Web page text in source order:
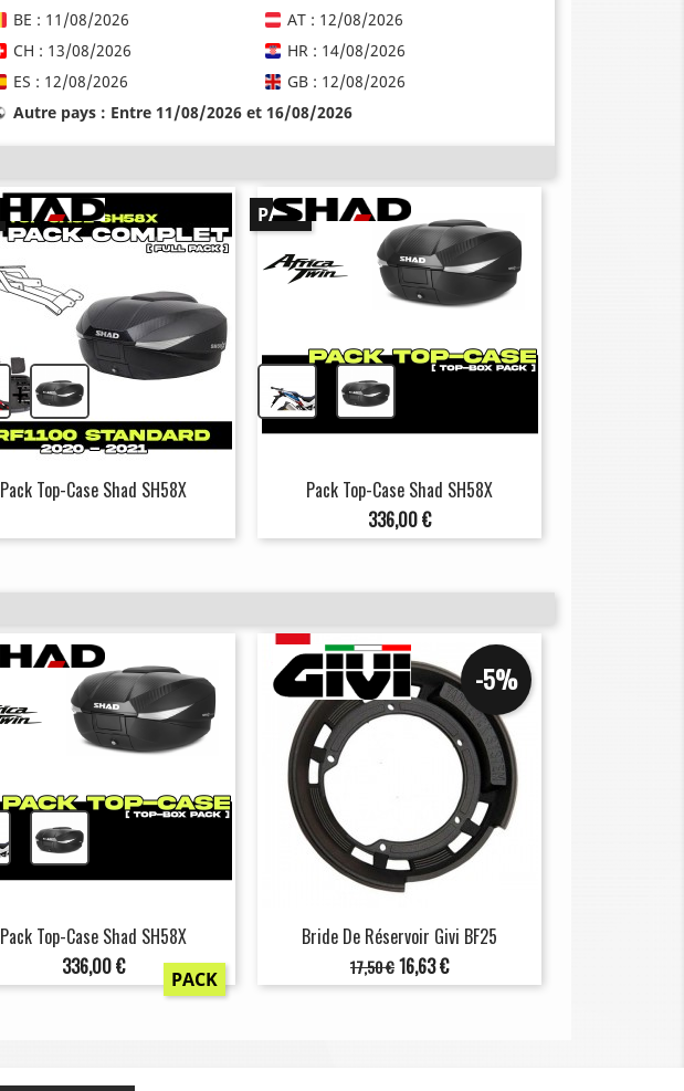
BE : 11/08/2026
AT : 12/08/2026
CH : 13/08/2026
HR : 14/08/2026
ES : 12/08/2026
GB : 12/08/2026
Autre pays : Entre 11/08/2026 et 16/08/2026
+
Pack Top-Case Shad SH58X
Pack Top-Case Shad SH58X
Prix
336,00 €
PACK
Pack Top-Case Shad SH58X
Prix
336,00 € PACK
Bride De Réservoir Givi BF25
Prix
de
17,50 €
-5%
Prix
16,63 €